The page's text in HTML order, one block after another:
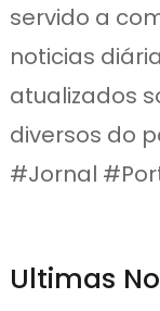
servido a
noticias
atualizados
diversos do
#Jornal
Ultimas